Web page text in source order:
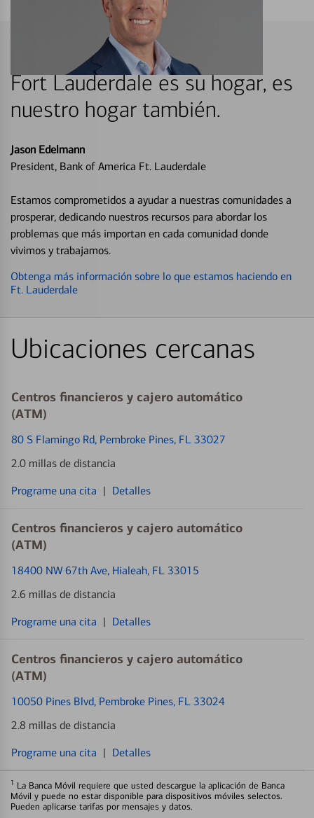
Fort Lauderdale es su hogar, es
nuestro hogar también.
Jason Edelmann
President, Bank of America Ft. Lauderdale
Estamos comprometidos a ayudar a nuestras comunidades a
prosperar, dedicando nuestros recursos para abordar los
problemas que más importan en cada comunidad donde
vivimos y trabajamos.
Obtenga más información sobre lo que estamos haciendo en
Ft. Lauderdale
Ubicaciones cercanas
Centros financieros y cajero automático
(ATM)
80 S Flamingo Rd, Pembroke Pines, FL 33027
2.0 millas de distancia
Programe una cita | Detalles
Centros financieros y cajero automático
(ATM)
18400 NW 67th Ave, Hialeah, FL 33015
2.6 millas de distancia
Programe una cita | Detalles
Centros financieros y cajero automático
(ATM)
10050 Pines Blvd, Pembroke Pines, FL 33024
2.8 millas de distancia
Programe una cita | Detalles
1 La Banca Móvil requiere que usted descargue la aplicación de Banca
Móvil y puede no estar disponible para dispositivos móviles selectos.
Pueden aplicarse tarifas por mensajes y datos.